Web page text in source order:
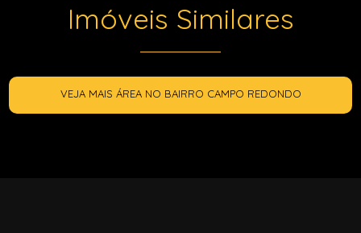
Imóveis Similares
VEJA MAIS ÁREA NO BAIRRO CAMPO REDONDO